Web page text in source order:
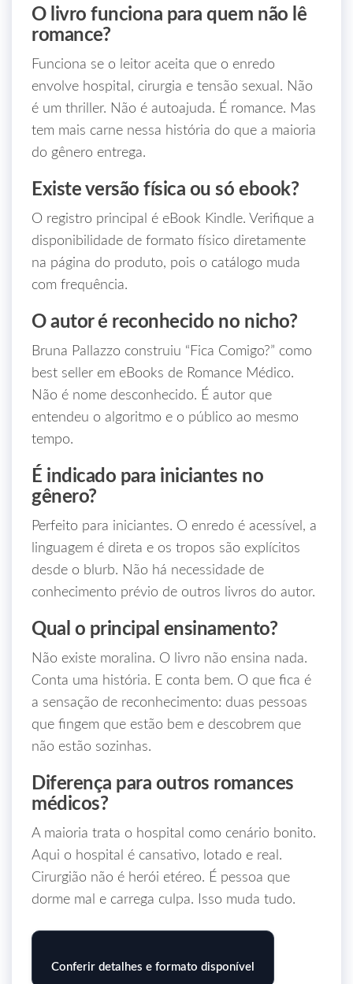
O livro funciona para quem não lê
romance?
Funciona se o leitor aceita que o enredo
envolve hospital, cirurgia e tensão sexual. Não
é um thriller. Não é autoajuda. É romance. Mas
tem mais carne nessa história do que a maioria
do gênero entrega.
Existe versão física ou só ebook?
O registro principal é eBook Kindle. Verifique a
disponibilidade de formato físico diretamente
na página do produto, pois o catálogo muda
com frequência.
O autor é reconhecido no nicho?
Bruna Pallazzo construiu “Fica Comigo?” como
best seller em eBooks de Romance Médico.
Não é nome desconhecido. É autor que
entendeu o algoritmo e o público ao mesmo
tempo.
É indicado para iniciantes no
gênero?
Perfeito para iniciantes. O enredo é acessível, a
linguagem é direta e os tropos são explícitos
desde o blurb. Não há necessidade de
conhecimento prévio de outros livros do autor.
Qual o principal ensinamento?
Não existe moralina. O livro não ensina nada.
Conta uma história. E conta bem. O que fica é
a sensação de reconhecimento: duas pessoas
que fingem que estão bem e descobrem que
não estão sozinhas.
Diferença para outros romances
médicos?
A maioria trata o hospital como cenário bonito.
Aqui o hospital é cansativo, lotado e real.
Cirurgião não é herói etéreo. É pessoa que
dorme mal e carrega culpa. Isso muda tudo.
Conferir detalhes e formato disponível